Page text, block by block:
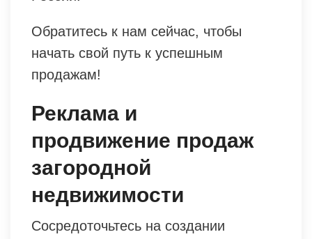
Обратитесь к нам сейчас, чтобы
начать свой путь к успешным
продажам!
Реклама и
продвижение продаж
загородной
недвижимости
Сосредоточьтесь на создании